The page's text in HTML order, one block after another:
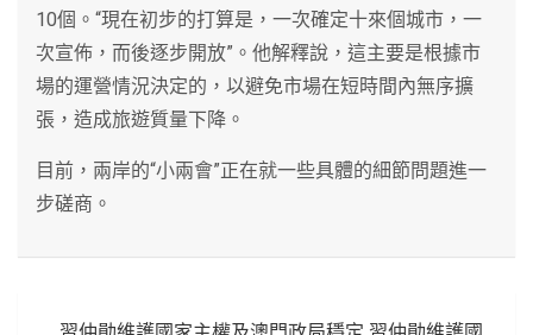
10個。“現在初步的打算是，一次確定十來個城市，一
次宣佈，而後逐步開放”。他解釋說，這主要是根據市
場的運營情況決定的，以避免市場在短時間內無序擴
張，造成旅遊質量下降。
目前，兩岸的“小兩會”正在就一些具體的細節問題進一
步磋商。